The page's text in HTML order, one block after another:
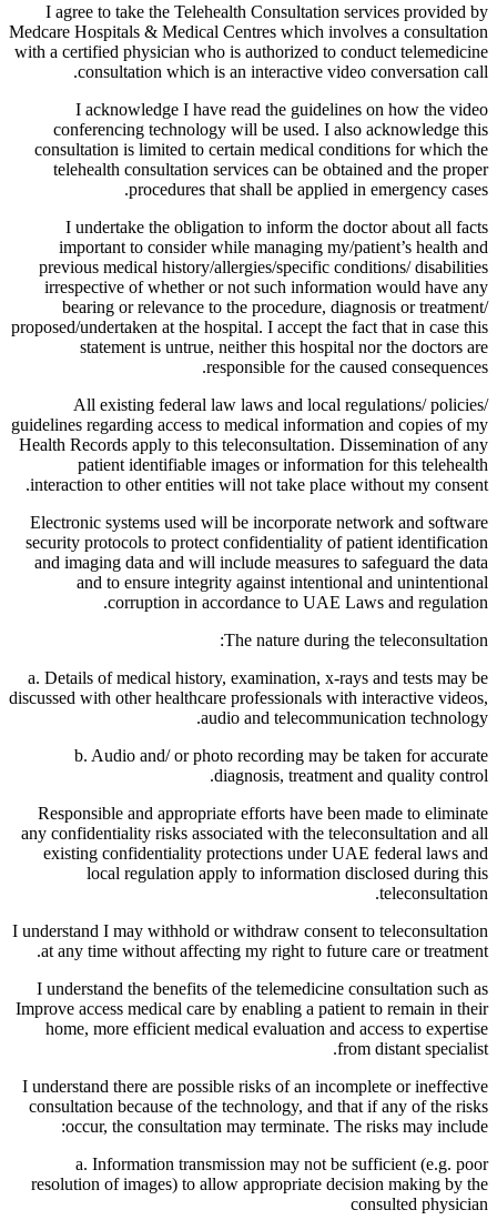
I agree to take the Telehealth Consultation services provided by
Medcare Hospitals & Medical Centres which involves a consultation
with a certified physician who is authorized to conduct telemedicine
consultation which is an interactive video conversation call.
I acknowledge I have read the guidelines on how the video
conferencing technology will be used. I also acknowledge this
consultation is limited to certain medical conditions for which the
telehealth consultation services can be obtained and the proper
procedures that shall be applied in emergency cases.
I undertake the obligation to inform the doctor about all facts
important to consider while managing my/patient’s health and
previous medical history/allergies/specific conditions/ disabilities
irrespective of whether or not such information would have any
bearing or relevance to the procedure, diagnosis or treatment/
proposed/undertaken at the hospital. I accept the fact that in case this
statement is untrue, neither this hospital nor the doctors are
responsible for the caused consequences.
All existing federal law laws and local regulations/ policies/
guidelines regarding access to medical information and copies of my
Health Records apply to this teleconsultation. Dissemination of any
patient identifiable images or information for this telehealth
interaction to other entities will not take place without my consent.
Electronic systems used will be incorporate network and software
security protocols to protect confidentiality of patient identification
and imaging data and will include measures to safeguard the data
and to ensure integrity against intentional and unintentional
corruption in accordance to UAE Laws and regulation.
The nature during the teleconsultation:
a. Details of medical history, examination, x-rays and tests may be
discussed with other healthcare professionals with interactive videos,
audio and telecommunication technology.
b. Audio and/ or photo recording may be taken for accurate
diagnosis, treatment and quality control.
Responsible and appropriate efforts have been made to eliminate
any confidentiality risks associated with the teleconsultation and all
existing confidentiality protections under UAE federal laws and
local regulation apply to information disclosed during this
teleconsultation.
I understand I may withhold or withdraw consent to teleconsultation
at any time without affecting my right to future care or treatment.
I understand the benefits of the telemedicine consultation such as
Improve access medical care by enabling a patient to remain in their
home, more efficient medical evaluation and access to expertise
from distant specialist.
I understand there are possible risks of an incomplete or ineffective
consultation because of the technology, and that if any of the risks
occur, the consultation may terminate. The risks may include:
a. Information transmission may not be sufficient (e.g. poor
resolution of images) to allow appropriate decision making by the
consulted physician